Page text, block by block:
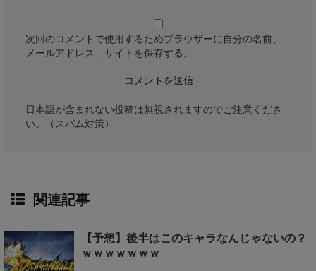
次回のコメントで使用するためブラウザーに自分の名前、
メールアドレス、サイトを保存する。
日本語が含まれない投稿は無視されますのでご注意くださ
い。（スパム対策）
関連記事
【予想】後半はこのキャラなんじゃないの？
ｗｗｗｗｗｗｗ